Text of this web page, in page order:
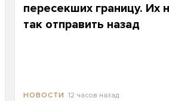
пересекших границу. Их
так отправить назад
НОВОСТИ 12 часов назад